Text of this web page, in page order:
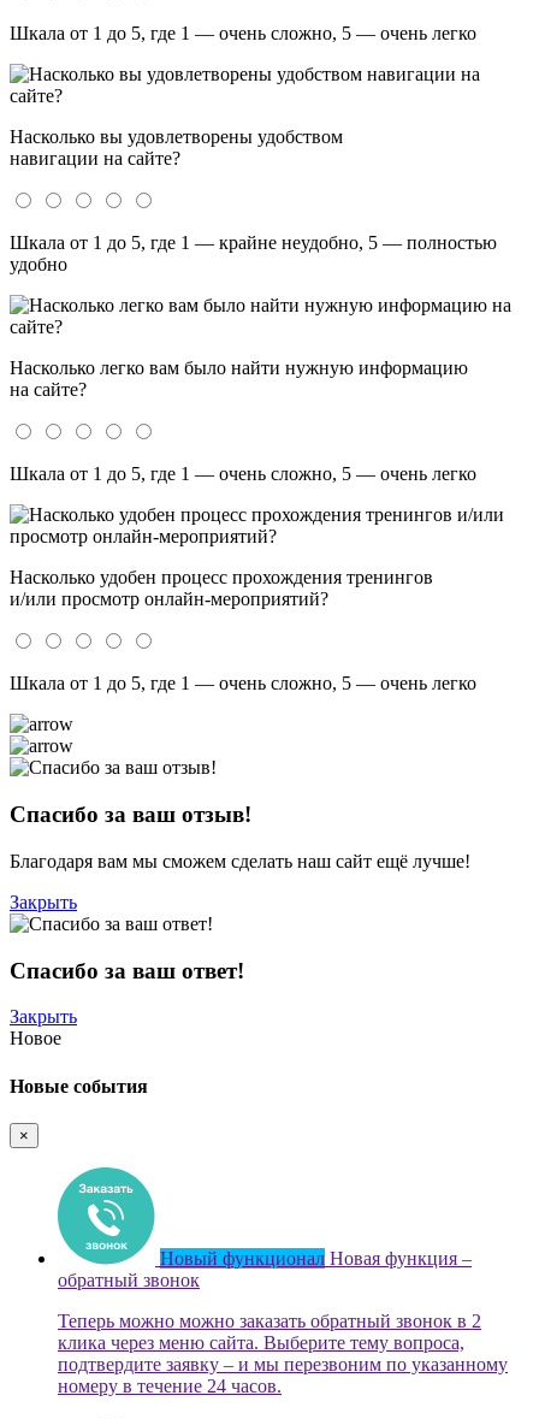
Шкала от 1 до 5, где 1 — очень сложно, 5 — очень легко
Насколько вы удовлетворены удобством
навигации на сайте?
Шкала от 1 до 5, где 1 — крайне неудобно, 5 — полностью
удобно
Насколько легко вам было найти нужную информацию
на сайте?
Шкала от 1 до 5, где 1 — очень сложно, 5 — очень легко
Насколько удобен процесс прохождения тренингов
и/или просмотр онлайн-мероприятий?
Шкала от 1 до 5, где 1 — очень сложно, 5 — очень легко
Спасибо за ваш отзыв!
Благодаря вам мы сможем сделать наш сайт ещё лучше!
Закрыть
Спасибо за ваш ответ!
Закрыть
Новое
Новые события
×
Новый функционал Новая функция –
обратный звонок
Теперь можно можно заказать обратный звонок в 2
клика через меню сайта. Выберите тему вопроса,
подтвердите заявку – и мы перезвоним по указанному
номеру в течение 24 часов.